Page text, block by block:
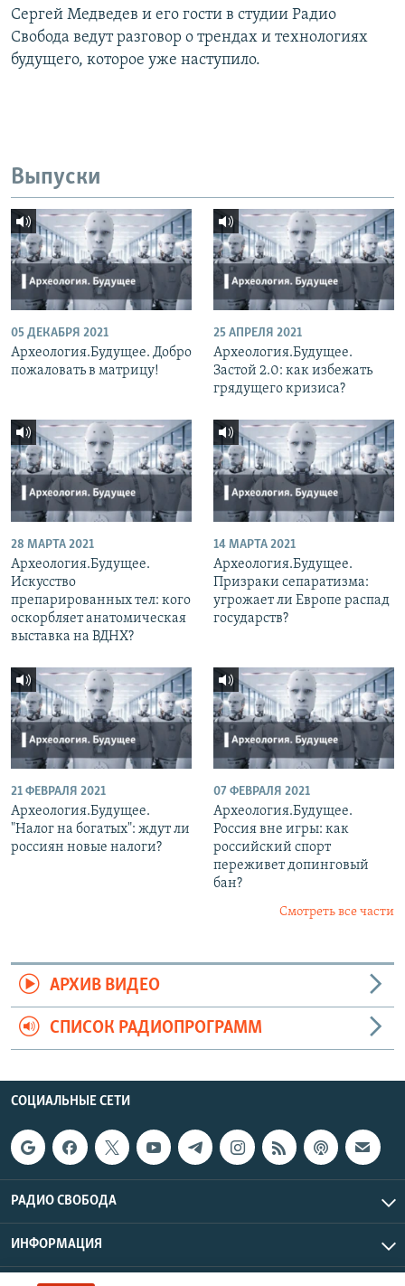
Сергей Медведев и его гости в студии Радио
Свобода ведут разговор о трендах и технологиях
будущего, которое уже наступило.
Выпуски
05 ДЕКАБРЯ 2021
Археология.Будущее. Добро
пожаловать в матрицу!
25 АПРЕЛЯ 2021
Археология.Будущее.
Застой 2.0: как избежать
грядущего кризиса?
28 МАРТА 2021
Археология.Будущее.
Искусство
препарированных тел: кого
оскорбляет анатомическая
выставка на ВДНХ?
14 МАРТА 2021
Археология.Будущее.
Призраки сепаратизма:
угрожает ли Европе распад
государств?
21 ФЕВРАЛЯ 2021
Археология.Будущее.
"Налог на богатых": ждут ли
россиян новые налоги?
07 ФЕВРАЛЯ 2021
Археология.Будущее.
Россия вне игры: как
российский спорт
переживет допинговый
бан?
Смотреть все части
АРХИВ ВИДЕО
СПИСОК РАДИОПРОГРАММ
СОЦИАЛЬНЫЕ СЕТИ
РАДИО СВОБОДА
ИНФОРМАЦИЯ